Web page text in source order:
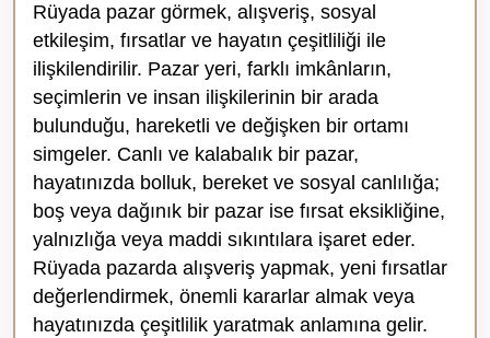
Rüyada pazar görmek, alışveriş, sosyal
etkileşim, fırsatlar ve hayatın çeşitliliği ile
ilişkilendirilir. Pazar yeri, farklı imkânların,
seçimlerin ve insan ilişkilerinin bir arada
bulunduğu, hareketli ve değişken bir ortamı
simgeler. Canlı ve kalabalık bir pazar,
hayatınızda bolluk, bereket ve sosyal canlılığa;
boş veya dağınık bir pazar ise fırsat eksikliğine,
yalnızlığa veya maddi sıkıntılara işaret eder.
Rüyada pazarda alışveriş yapmak, yeni fırsatlar
değerlendirmek, önemli kararlar almak veya
hayatınızda çeşitlilik yaratmak anlamına gelir.